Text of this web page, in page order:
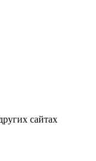
сайтах